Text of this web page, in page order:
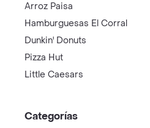
Arroz Paisa
Hamburguesas El Corral
Dunkin' Donuts
Pizza Hut
Little Caesars
Categorías